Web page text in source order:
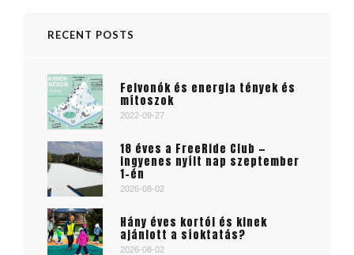
RECENT POSTS
Felvonók és energia tények és
mítoszok
2022-09-27
18 éves a FreeRide Club —
ingyenes nyílt nap szeptember
1-én
2026-08-02
Hány éves kortól és kinek
ajánlott a síoktatás?
2026-08-02